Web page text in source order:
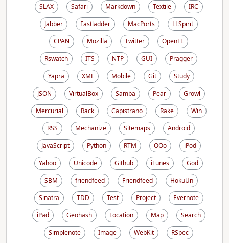
SLAX
Safari Markdown Textile
IRC
Jabber
Fastladder MacPorts
LLSpirit
CPAN
Mozilla Twitter
OpenFL
Rswatch
ITS NTP GUI
Pragger
Yapra
XML Mobile Git
Study
JSON
VirtualBox Samba Pear
Growl
Mercurial
Rack Capistrano Rake
Win
RSS
Mechanize Sitemaps
Android
JavaScript
Python RTM OOo
iPod
Yahoo
Unicode Github iTunes
God
SBM
friendfeed Friendfeed
HokuUn
Sinatra
TDD Test Project
Evernote
iPad
Geohash Location Map
Search
Simplenote
Image WebKit
RSpec